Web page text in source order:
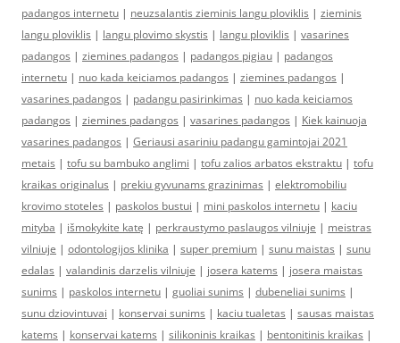
padangos internetu | neuzsalantis zieminis langu ploviklis | zieminis
langu ploviklis | langu plovimo skystis | langu ploviklis | vasarines
padangos | ziemines padangos | padangos pigiau | padangos
internetu | nuo kada keiciamos padangos | ziemines padangos |
vasarines padangos | padangu pasirinkimas | nuo kada keiciamos
padangos | ziemines padangos | vasarines padangos | Kiek kainuoja
vasarines padangos | Geriausi asariniu padangu gamintojai 2021
metais | tofu su bambuko anglimi | tofu zalios arbatos ekstraktu | tofu
kraikas originalus | prekiu gyvunams grazinimas | elektromobiliu
krovimo stoteles | paskolos bustui | mini paskolos internetu | kaciu
mityba | išmokykite katę | perkraustymo paslaugos vilniuje | meistras
vilniuje | odontologijos klinika | super premium | sunu maistas | sunu
edalas | valandinis darzelis vilniuje | josera katems | josera maistas
sunims | paskolos internetu | guoliai sunims | dubeneliai sunims |
sunu dziovintuvai | konservai sunims | kaciu tualetas | sausas maistas
katems | konservai katems | silikoninis kraikas | bentonitinis kraikas |